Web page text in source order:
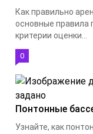
Как правильно
основные правила
критерии оценки...
0
Понтонные
Узнайте, как